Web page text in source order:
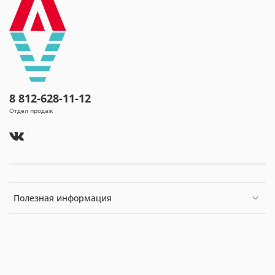
желчевыводящих путей;
болезни поджелудочной железы (хронический
панкреатит).
болезни обмена веществ (сахарный диабет,
ожирение, нарушение солевого и липидного
обмена);
нарушение органов пищеварения после
оперативных вмешательств по поводу язвенной
болезни желудка; постхолецистэктомический
Полезная информация
8 812-628-11-12
Отдел продаж